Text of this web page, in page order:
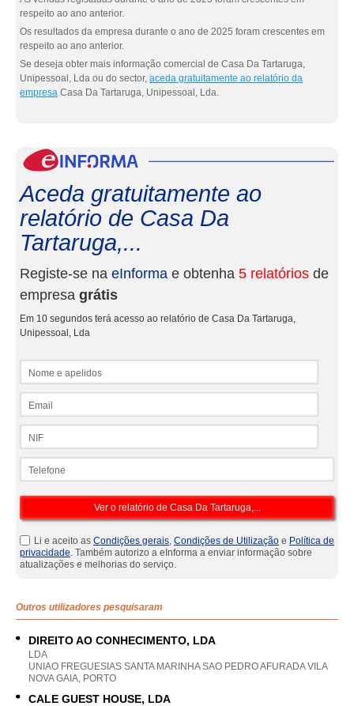
respeito ao ano anterior.
Os resultados da empresa durante o ano de 2025 foram crescentes em
respeito ao ano anterior.
Se deseja obter mais informação comercial de Casa Da Tartaruga,
Unipessoal, Lda ou do sector, aceda gratuitamente ao relatório da
empresa Casa Da Tartaruga, Unipessoal, Lda.
Aceda gratuitamente ao
relatório de Casa Da
Tartaruga,...
Registe-se na eInforma e obtenha 5 relatórios de
empresa grátis
Em 10 segundos terá acesso ao relatório de Casa Da Tartaruga,
Unipessoal, Lda
Li e aceito as Condições gerais, Condições de Utilização e Política de
privacidade. Também autorizo a eInforma a enviar informação sobre
atualizações e melhorias do serviço.
Outros utilizadores pesquisaram
DIREITO AO CONHECIMENTO, LDA
LDA
UNIAO FREGUESIAS SANTA MARINHA SAO PEDRO AFURADA VILA
NOVA GAIA, PORTO
CALE GUEST HOUSE, LDA